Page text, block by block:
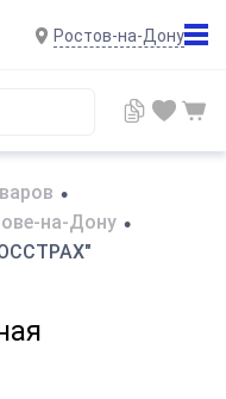
Ростов-на-Дону
•
на-Дону •